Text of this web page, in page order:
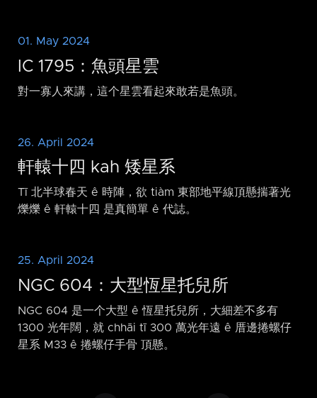
01. May 2024
IC 1795：魚頭星雲
對一寡人來講，這个星雲看起來敢若是魚頭。
26. April 2024
軒轅十四 kah 矮星系
Tī 北半球春天 ê 時陣，欲 tiàm 東部地平線頂懸揣著光
爍爍 ê 軒轅十四 是真簡單 ê 代誌。
25. April 2024
NGC 604：大型恆星托兒所
NGC 604 是一个大型 ê 恆星托兒所，大細差不多有
1300 光年闊，就 chhāi tī 300 萬光年遠 ê 厝邊捲螺仔
星系 M33 ê 捲螺仔手骨 頂懸。